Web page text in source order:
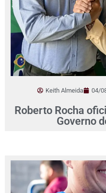
Keith Almeida 04/
Roberto Rocha
Governo